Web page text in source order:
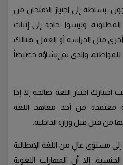
ببساطة إلى اجتياز الامتحان من
وليسوا بحاجة إلى إثبات
مثل الدراسة أو العمل، هنالك
نموذج مخصص يسمى B1 للمواطنة، والذي تم إنشاؤه خصيصاً
اختبار اللغة صالحة إلا إذا
من أحد معاهد اللغة
من قبل قبل وزارة الداخلية.
مستوى عالٍ من اللغة الإيطالية
إلا أن المهارات اللغوية